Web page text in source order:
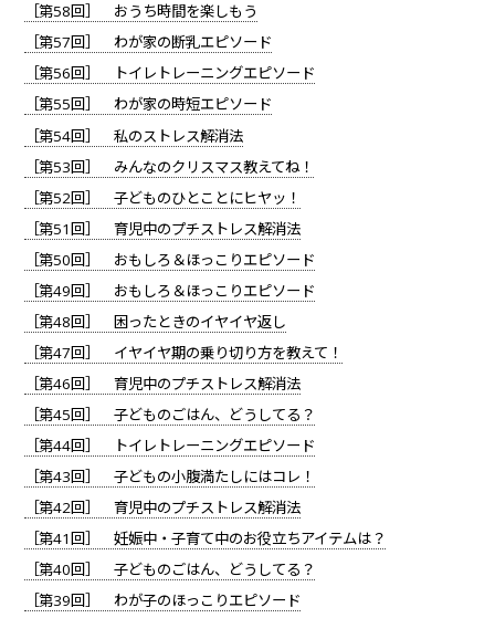
［第58回］ おうち時間を楽しもう
［第57回］ わが家の断乳エピソード
［第56回］ トイレトレーニングエピソード
［第55回］ わが家の時短エピソード
［第54回］ 私のストレス解消法
［第53回］ みんなのクリスマス教えてね！
［第52回］ 子どものひとことにヒヤッ！
［第51回］ 育児中のプチストレス解消法
［第50回］ おもしろ＆ほっこりエピソード
［第49回］ おもしろ＆ほっこりエピソード
［第48回］ 困ったときのイヤイヤ返し
［第47回］ イヤイヤ期の乗り切り方を教えて！
［第46回］ 育児中のプチストレス解消法
［第45回］ 子どものごはん、どうしてる？
［第44回］ トイレトレーニングエピソード
［第43回］ 子どもの小腹満たしにはコレ！
［第42回］ 育児中のプチストレス解消法
［第41回］ 妊娠中・子育て中のお役立ちアイテムは？
［第40回］ 子どものごはん、どうしてる？
［第39回］ わが子のほっこりエピソード